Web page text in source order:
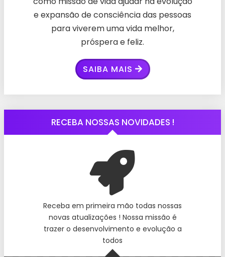
e expansão de consciência das pessoas
para viverem uma vida melhor,
próspera e feliz.
SAIBA MAIS
RECEBA NOSSAS NOVIDADES !
Receba em primeira mão todas nossas
novas atualizações ! Nossa missão é
trazer o desenvolvimento e evolução a
todos